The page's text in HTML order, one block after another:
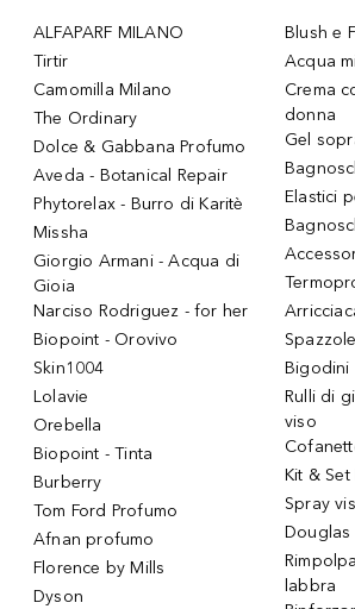
ALFAPARF MILANO
Tirtir
Camomilla Milano
The Ordinary
Dolce & Gabbana Profumo
Aveda - Botanical Repair
Phytorelax - Burro di Karitè
Missha
Giorgio Armani - Acqua di
Gioia
Narciso Rodriguez - for her
Biopoint - Orovivo
Skin1004
Lolavie
Orebella
Biopoint - Tinta
Burberry
Tom Ford Profumo
Afnan profumo
Florence by Mills
Dyson
Blush e
Acqua
Crema
donna
Gel
Elastici
Bigodini
Rulli di
viso
Kit &
Spray
Douglas
labbra